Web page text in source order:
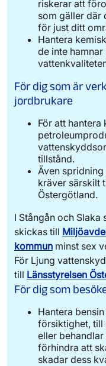
försiktigt.
Tertiär
yttersta
försiktighet
saker som
göras med
Du ansöker om
Linköpings
Du ansöker om
Östergötland.
Du ansöker om
Linköpings
(pdf)
riskerar att
som gäller där
för just ditt
Hantera
de inte
För dig som är
jordbrukare
För att
tillstånd.
Även
kräver särskilt
Östergötland.
I Stångån och
skickas till
kommun minst sex
För Ljung
till Länsstyrelsen
För dig som
Hantera
försiktighet, till
eller
förhindra att
skadar dess